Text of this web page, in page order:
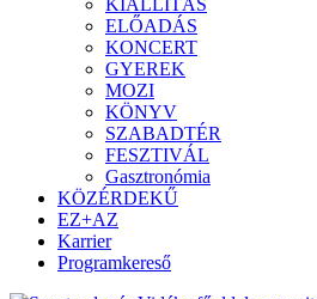
KIÁLLÍTÁS
ELŐADÁS
KONCERT
GYEREK
MOZI
KÖNYV
SZABADTÉR
FESZTIVÁL
Gasztronómia
KÖZÉRDEKŰ
EZ+AZ
Karrier
Programkereső